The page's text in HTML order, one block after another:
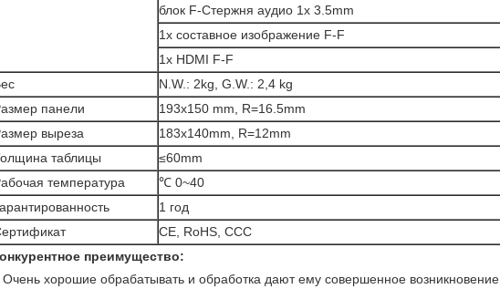
блок F-Стержня аудио 1x 3.5mm
1x составное изображение F-F
1x HDMI F-F
N.W.: 2kg, G.W.: 2,4 kg
панели
193x150 mm, R=16.5mm
выреза
183x140mm, R=12mm
таблицы
≤60mm
температура
℃ 0~40
1 год
CE, RoHS, CCC
преимущество:
Очень хорошие обрабатывать и обработка дают ему совершенное возникновение